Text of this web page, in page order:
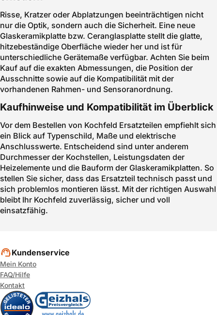
Risse, Kratzer oder Abplatzungen beeinträchtigen nicht
nur die Optik, sondern auch die Sicherheit. Eine neue
Glaskeramikplatte bzw. Ceranglasplatte stellt die glatte,
hitzebeständige Oberfläche wieder her und ist für
unterschiedliche Gerätemaße verfügbar. Achten Sie beim
Kauf auf die exakten Abmessungen, die Position der
Ausschnitte sowie auf die Kompatibilität mit der
vorhandenen Rahmen- und Sensoranordnung.
Kaufhinweise und Kompatibilität im Überblick
Vor dem Bestellen von Kochfeld Ersatzteilen empfiehlt sich
ein Blick auf Typenschild, Maße und elektrische
Anschlusswerte. Entscheidend sind unter anderem
Durchmesser der Kochstellen, Leistungsdaten der
Heizelemente und die Bauform der Glaskeramikplatten. So
stellen Sie sicher, dass das Ersatzteil technisch passt und
sich problemlos montieren lässt. Mit der richtigen Auswahl
bleibt Ihr Kochfeld zuverlässig, sicher und voll
einsatzfähig.
Kundenservice
Mein Konto
FAQ/Hilfe
Kontakt